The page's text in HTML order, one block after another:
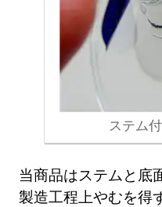
ステム
当商品はステムと底
製造工程上やむを得